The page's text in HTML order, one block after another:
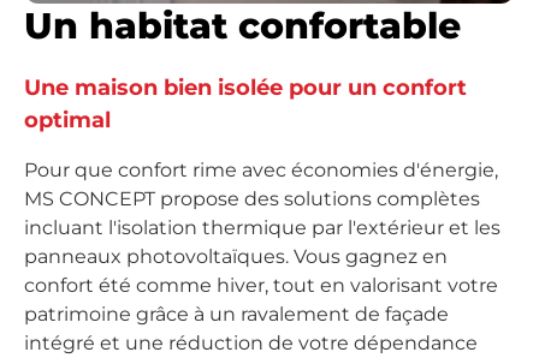
Un habitat confortable
Une maison bien isolée pour un confort
optimal
Pour que confort rime avec économies d'énergie,
MS CONCEPT propose des solutions complètes
incluant l'isolation thermique par l'extérieur et les
panneaux photovoltaïques. Vous gagnez en
confort été comme hiver, tout en valorisant votre
patrimoine grâce à un ravalement de façade
intégré et une réduction de votre dépendance